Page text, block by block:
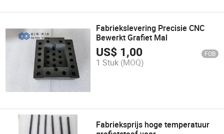
Fabriekslevering Precisie CNC
Bewerkt Grafiet Mal
US$ 1,00 FOB
1 Stuk (MOQ)
Fabrieksprijs hoge temperatuur